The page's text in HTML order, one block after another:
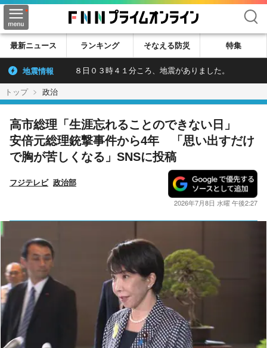
検索
最新ニュース ランキング そなえる防災 特集
地震情報 ８日０３時４１分ころ、地震がありました。
トップ 政治
高市総理「生涯忘れることのできない日」
安倍元総理銃撃事件から4年 「思い出すだけ
で胸が苦しくなる」SNSに投稿
フジテレビ 政治部
2026年7月8日 水曜 午後2:27